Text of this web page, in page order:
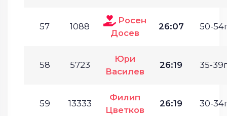
57 1088
Росен
Досев
26:07 50-
58 5723
Юри
Василев
26:19 35-
59 13333
Филип
Цветков
26:19 30-